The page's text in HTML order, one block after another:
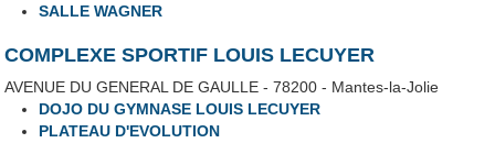
SALLE WAGNER
COMPLEXE SPORTIF LOUIS LECUYER
AVENUE DU GENERAL DE GAULLE - 78200 - Mantes-la-Jolie
DOJO DU GYMNASE LOUIS LECUYER
PLATEAU D'EVOLUTION